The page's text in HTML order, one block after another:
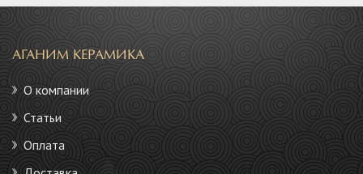
АГАНИМ КЕРАМИКА
О компании
Статьи
Оплата